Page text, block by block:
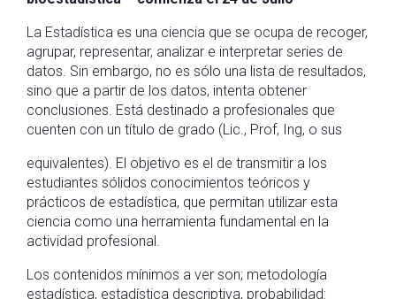
La Estadística es una ciencia que se ocupa de recoger,
agrupar, representar, analizar e interpretar series de
datos. Sin embargo, no es sólo una lista de resultados,
sino que a partir de los datos, intenta obtener
conclusiones. Está destinado a profesionales que
cuenten con un título de grado (Lic., Prof, Ing, o sus
equivalentes). El objetivo es el de transmitir a los
estudiantes sólidos conocimientos teóricos y
prácticos de estadística, que permitan utilizar esta
ciencia como una herramienta fundamental en la
actividad profesional.
Los contenidos mínimos a ver son; metodología
estadística, estadística descriptiva, probabilidad: